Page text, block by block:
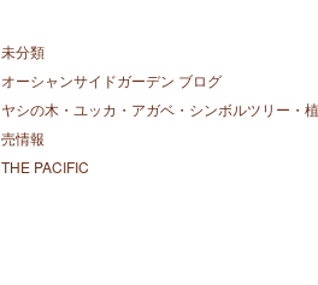
未分類
オーシャンサイドガーデン ブログ
ヤシの木・ユッカ・アガベ・シンボルツリー・
売情報
THE PACIFIC